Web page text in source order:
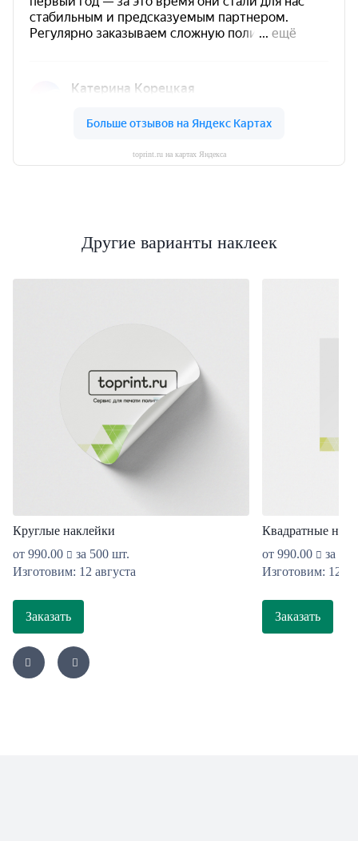
toprint.ru на картах Яндекса
Другие варианты наклеек
Круглые наклейки
от 990.00
за 500 шт.
Изготовим: 12 августа
Заказать
Квадратные
от 990.00
за
Изготовим: 12
Заказать